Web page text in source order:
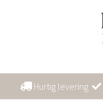
Hurtig levering